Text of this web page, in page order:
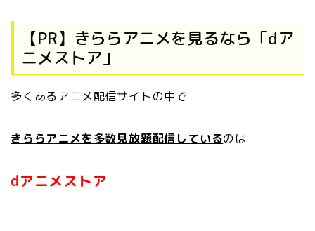
【PR】きららアニメを見るなら「dア
ニメストア」
多くあるアニメ配信サイトの中で
きららアニメを多数見放題配信しているのは
dアニメストア